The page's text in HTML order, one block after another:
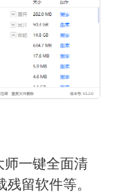
师一键全面清
留软件等。